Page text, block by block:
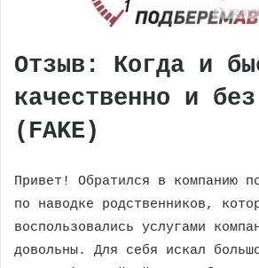
Отзыв: Когда и
качественно и
(FAKE)
Привет! Обратился в компанию
по наводке родственников,
воспользовались услугами
довольны. Для себя искал